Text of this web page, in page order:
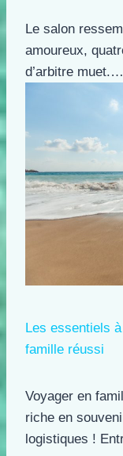
Le salon
amoureux,
d’arbitre muet.…
Les essentiels
famille réussi
Voyager en
riche en
logistiques !